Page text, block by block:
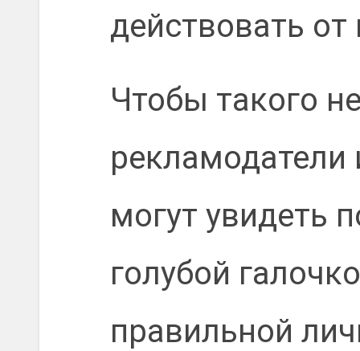
действовать
Чтобы такого
могут увидеть
голубой
правильной